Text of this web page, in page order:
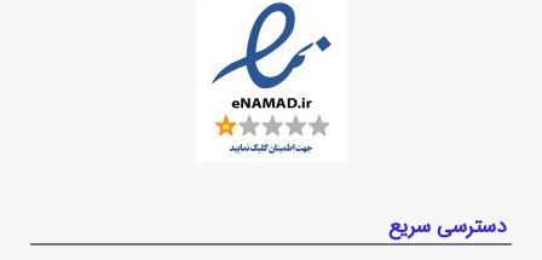
دسترسی سریع